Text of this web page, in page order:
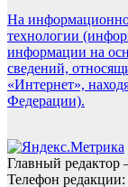
На
технологии
информации на
сведений,
«Интернет»,
Федерации).
Главный
Телефон редакции: